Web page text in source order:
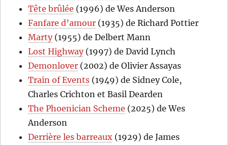
Tête brûlée (1996) de Wes Anderson
Fanfare d’amour (1935) de Richard Pottier
Marty(1955) de Delbert Mann
Lost Highway(1997) de David Lynch
Demonlover (2002) de Olivier Assayas
Train of Events (1949) de Sidney Cole,
Charles Crichton et Basil Dearden
The Phoenician Scheme (2025) de Wes
Anderson
Derrière les barreaux (1929) de James